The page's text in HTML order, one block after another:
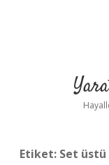
Etiket: Set